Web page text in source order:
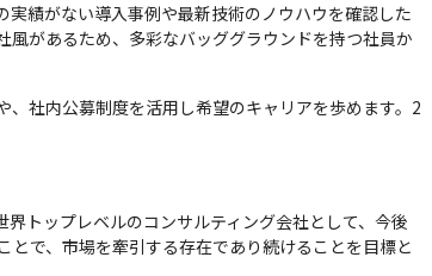
績がない導入事例や最新技術のノウハウを確認した
があるため、多彩なバッググラウンドを持つ社員か
社内公募制度を活用し希望のキャリアを歩めます。2
トップレベルのコンサルティング会社として、今後
で、市場を牽引する存在であり続けることを目標と